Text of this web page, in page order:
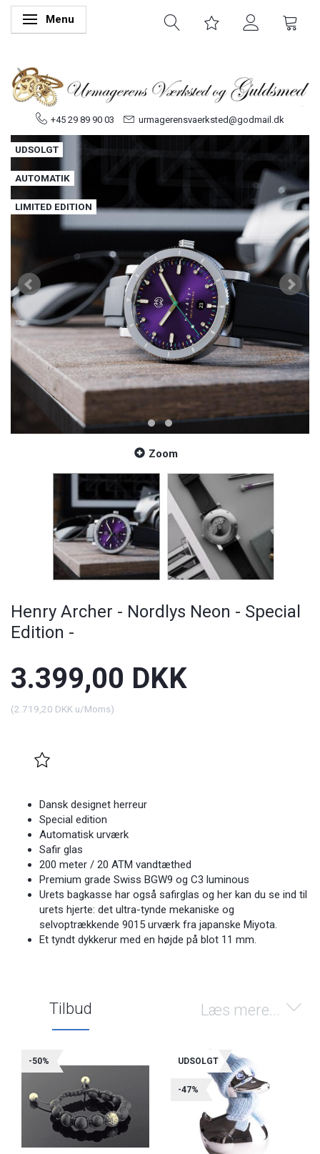
Skifte navigation
Menu
+45 29 89 90 03 urmagerensvaerksted@godmail.dk
UDSOLGT
AUTOMATIK
LIMITED EDITION
Zoom
Henry Archer - Nordlys Neon - Special
Edition -
3.399,00 DKK
(2.719,20 DKK u/Moms)
Dansk designet herreur
Special edition
Automatisk urværk
Safir glas
200 meter / 20 ATM vandtæthed
Premium grade Swiss BGW9 og C3 luminous
Urets bagkasse har også safirglas og her kan du se ind til
urets hjerte: det ultra-tynde mekaniske og
selvoptrækkende 9015 urværk fra japanske Miyota.
Et tyndt dykkerur med en højde på blot 11 mm.
Læs mere...
Tilbud
-50% UDSOLGT
-47%